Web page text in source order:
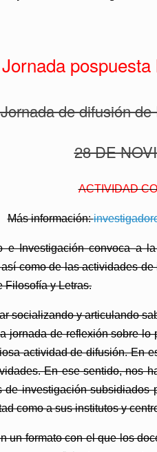
Jornada
de difusión
28 DE
ACTIVIDAD
Más información:
e Investigaciónconvoca a
como de las actividades
Filosofía y Letras.
socializando y articulando
jornada de reflexión sobre
actividad de difusión. En
En ese sentido, nos
de investigación
como a sus institutos y
un formato con el que los